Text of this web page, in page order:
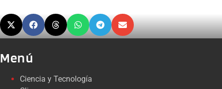
Menú
Ciencia y Tecnología